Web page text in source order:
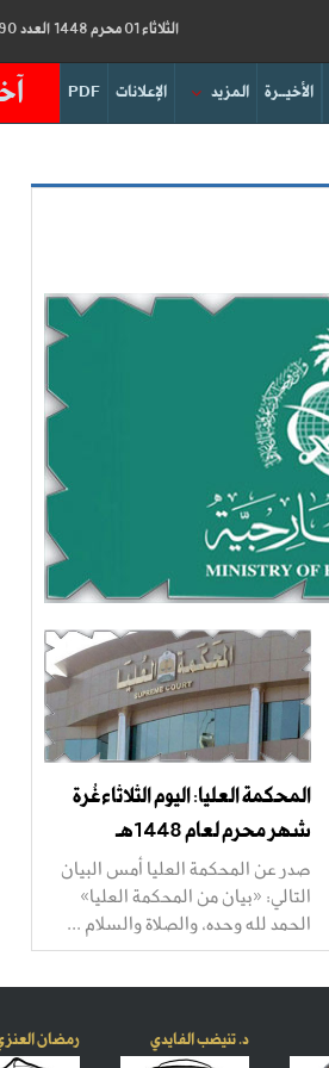
الثلاثاء 01 محرم 1448 العدد 19290
PDF الإعلانات المزيد الأخيــرة
المحكمة العليا: اليوم الثلاثاءغُرة
شهر محرم لعام 1448هـ
صدر عن المحكمة العليا أمس البيان
التالي: «بيان من المحكمة العليا»
الحمد لله وحده، والصلاة والسلام ...
د. تنيضب الفايدي رمضان